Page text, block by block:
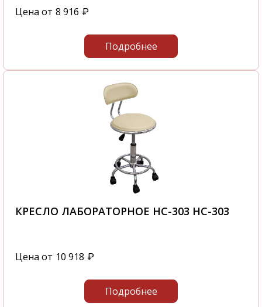
займет у вас большого количества времени.
С нашей компании вы получите
качественную мебель в самые короткие
сроки.
Звоните нам по телефону
или посетите наш офис, который
располагается по адресу: г. Екатеринбург,
УНЦ Ленинский р-н, ул. Предельная, 57/1
Цена от 8 916 ₽
Подробнее
КРЕСЛО ЛАБОРАТОРНОЕ HC-303 HC-303
Цена от 10 918 ₽
Подробнее